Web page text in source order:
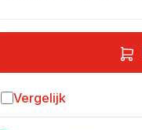
Vergelijk
Toevoegen aan